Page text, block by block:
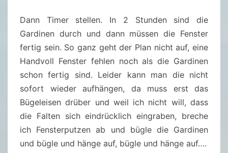
Dann Timer stellen. In 2 Stunden sind die
Gardinen durch und dann müssen die Fenster
fertig sein. So ganz geht der Plan nicht auf, eine
Handvoll Fenster fehlen noch als die Gardinen
schon fertig sind. Leider kann man die nicht
sofort wieder aufhängen, da muss erst das
Bügeleisen drüber und weil ich nicht will, dass
die Falten sich eindrücklich eingraben, breche
ich Fensterputzen ab und bügle die Gardinen
und bügle und hänge auf, bügle und hänge auf….